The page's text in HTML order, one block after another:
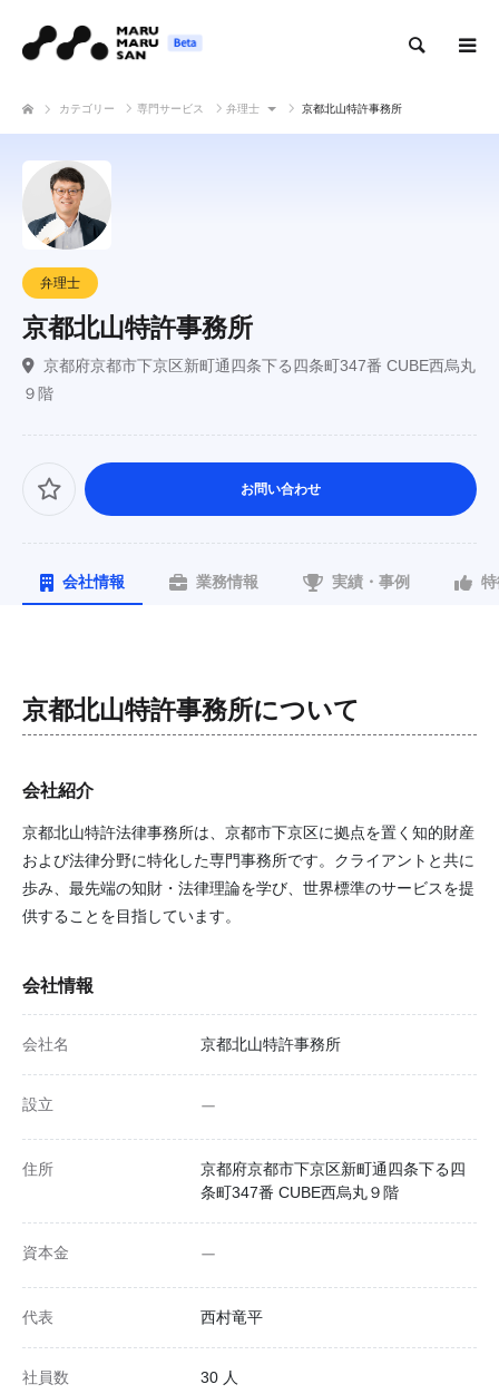
カテゴリー 専門サービス 弁理士 京都北山特許事務所
弁理士
京都北山特許事務所
京都府京都市下京区新町通四条下る四条町347番 CUBE西烏丸
９階
お問い合わせ
会社情報 業務情報 実績・事例
京都北山特許事務所について
会社紹介
京都北山特許法律事務所は、京都市下京区に拠点を置く知的財産
および法律分野に特化した専門事務所です。クライアントと共に
歩み、最先端の知財・法律理論を学び、世界標準のサービスを提
供することを目指しています。
会社情報
会社名 京都北山特許事務所
設立 ー
住所
京都府京都市下京区新町通四条下る四
条町347番 CUBE西烏丸９階
資本金 ー
代表 西村竜平
社員数 30 人